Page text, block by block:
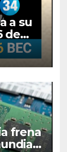
a su
de
frena